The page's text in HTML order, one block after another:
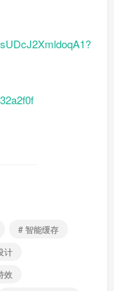
# 智能缓存
计
效